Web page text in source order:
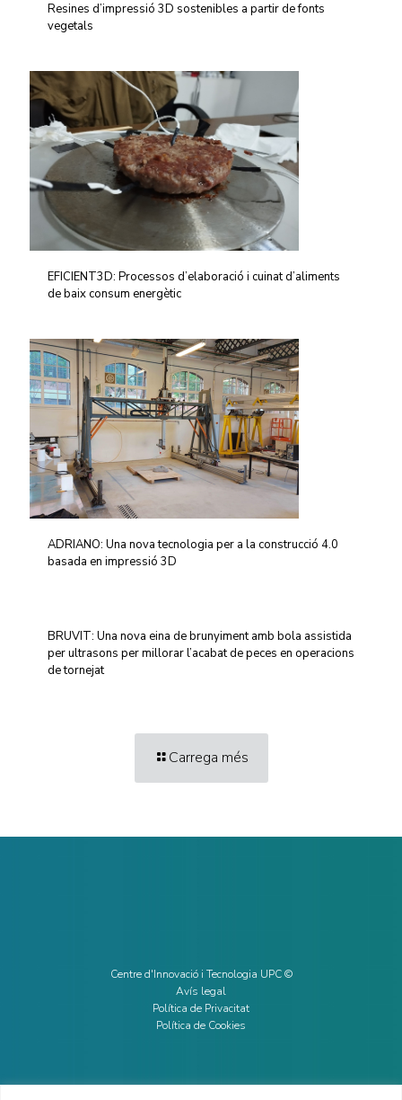
Resines d’impressió 3D sostenibles a partir de fonts
vegetals
EFICIENT3D: Processos d’elaboració i cuinat d’aliments
de baix consum energètic
ADRIANO: Una nova tecnologia per a la construcció 4.0
basada en impressió 3D
BRUVIT: Una nova eina de brunyiment amb bola assistida
per ultrasons per millorar l’acabat de peces en operacions
de tornejat
Carrega més
Centre d'Innovació i Tecnologia UPC ©
Avís legal
Política de Privacitat
Política de Cookies